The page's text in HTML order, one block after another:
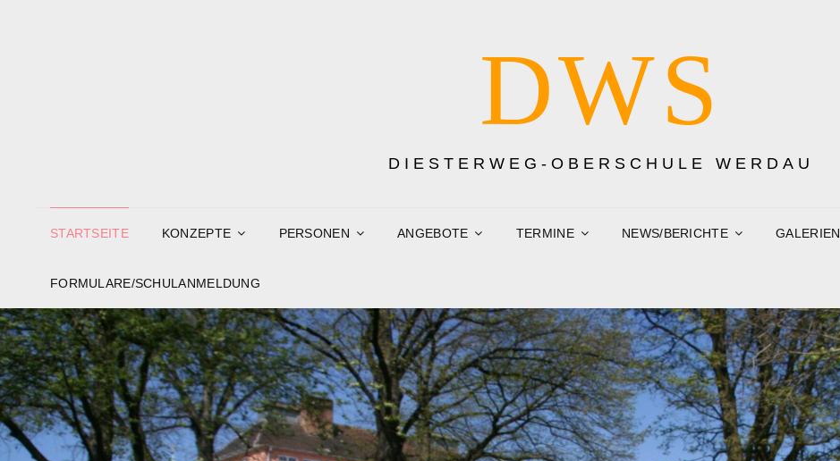
DWS
DIESTERWEG-OBERSCHULE WERDAU
STARTSEITE KONZEPTE PERSONEN ANGEBOTE TERMINE NEWS/BERICHTE GALERIEN
FORMULARE/SCHULANMELDUNG